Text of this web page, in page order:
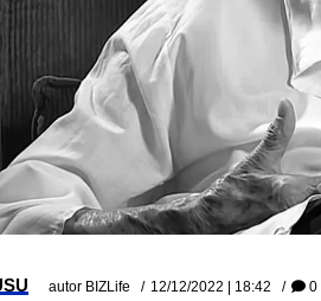
autor BIZLife 12/12/2022 | 18:42 0